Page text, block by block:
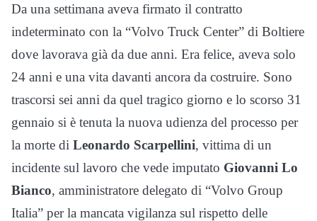
Da una settimana aveva firmato il contratto
indeterminato con la “Volvo Truck Center” di Boltiere
dove lavorava già da due anni. Era felice, aveva solo
24 anni e una vita davanti ancora da costruire. Sono
trascorsi sei anni da quel tragico giorno e lo scorso 31
gennaio si è tenuta la nuova udienza del processo per
la morte di Leonardo Scarpellini, vittima di un
incidente sul lavoro che vede imputato Giovanni Lo
Bianco, amministratore delegato di “Volvo Group
Italia” per la mancata vigilanza sul rispetto delle